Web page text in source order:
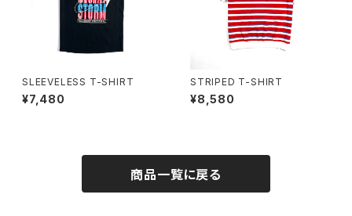
SLEEVELESS T-SHIRT
¥7,480
STRIPED T-SHIRT
¥8,580
商品一覧に戻る